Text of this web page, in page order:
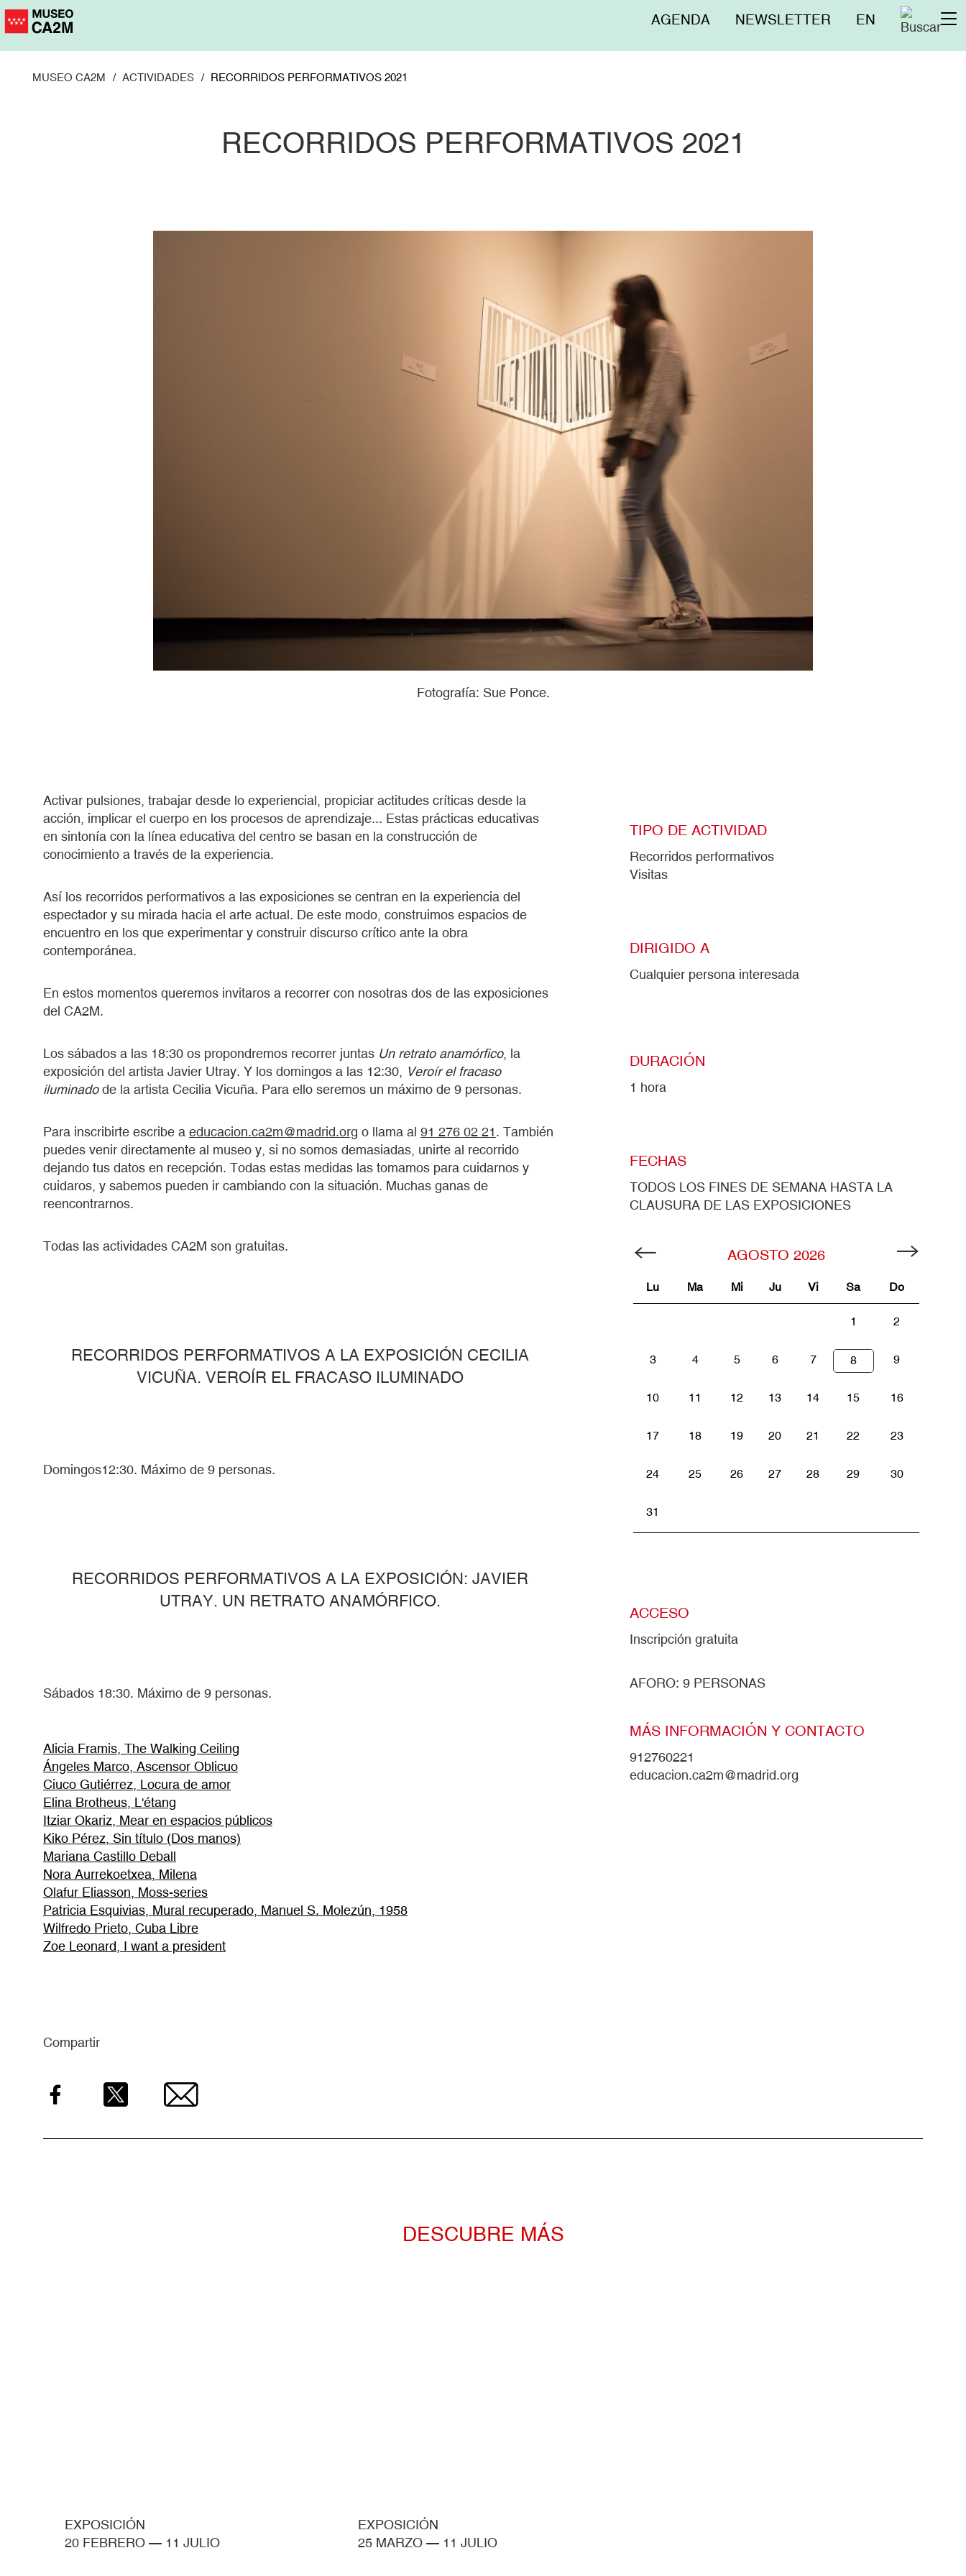
Pasar
Menú
AGENDA NEWSLETTER EN
MUSEO CA2M ACTIVIDADES RECORRIDOS PERFORMATIVOS 2021
RECORRIDOS PERFORMATIVOS 2021
Fotografía: Sue Ponce.
Activar pulsiones, trabajar desde lo experiencial, propiciar actitudes críticas desde la
acción, implicar el cuerpo en los procesos de aprendizaje... Estas prácticas educativas
en sintonía con la línea educativa del centro se basan en la construcción de
conocimiento a través de la experiencia.
Así los recorridos performativos a las exposiciones se centran en la experiencia del
espectador y su mirada hacia el arte actual. De este modo, construimos espacios de
encuentro en los que experimentar y construir discurso crítico ante la obra
contemporánea.
En estos momentos queremos invitaros a recorrer con nosotras dos de las exposiciones
del CA2M.
Los sábados a las 18:30 os propondremos recorrer juntas Un retrato anamórfico, la
exposición del artista Javier Utray. Y los domingos a las 12:30,
Veroír el fracaso
iluminadode la artista Cecilia Vicuña. Para ello seremos un máximo de 9 personas.
Para inscribirte escribe a educacion.ca2m@madrid.org o llama al 91 276 02 21. También
puedes venir directamente al museo y, si no somos demasiadas, unirte al recorrido
dejando tus datos en recepción. Todas estas medidas las tomamos para cuidarnos y
cuidaros, y sabemos pueden ir cambiando con la situación. Muchas ganas de
reencontrarnos.
Todas las actividades CA2M son gratuitas.
RECORRIDOS PERFORMATIVOS A LA EXPOSICIÓN CECILIA
VICUÑA. VEROÍR EL FRACASO ILUMINADO
Domingos12:30. Máximo de 9 personas.
RECORRIDOS PERFORMATIVOS A LA EXPOSICIÓN: JAVIER
UTRAY. UN RETRATO ANAMÓRFICO.
Sábados 18:30. Máximo de 9 personas.
Alicia Framis, The Walking Ceiling
Ángeles Marco, Ascensor Oblicuo
Ciuco Gutiérrez, Locura de amor
Elina Brotheus, L'étang
Itziar Okariz, Mear en espacios públicos
Kiko Pérez, Sin título (Dos manos)
Mariana Castillo Deball
Nora Aurrekoetxea, Milena
Olafur Eliasson, Moss-series
Patricia Esquivias, Mural recuperado, Manuel S. Molezún, 1958
Wilfredo Prieto, Cuba Libre
Zoe Leonard, I want a president
Compartir
Facebook Twitter Email
TIPO DE ACTIVIDAD
Recorridos performativos
Visitas
DIRIGIDO A
Cualquier persona interesada
DURACIÓN
1 hora
FECHAS
TODOS LOS FINES DE SEMANA HASTA LA
CLAUSURA DE LAS EXPOSICIONES
AGOSTO 2026
Lu Ma Mi Ju Vi Sa Do
1 2
3 4 5 6 7 8 9
10 11 12 13 14 15 16
17 18 19 20 21 22 23
24 25 26 27 28 29 30
31
ACCESO
Inscripción gratuita
AFORO: 9 PERSONAS
MÁS INFORMACIÓN Y CONTACTO
912760221
educacion.ca2m@madrid.org
DESCUBRE MÁS
EXPOSICIÓN
20 FEBRERO — 11 JULIO
EXPOSICIÓN
25 MARZO — 11 JULIO